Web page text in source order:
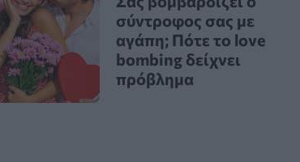
σύντροφος σας με
αγάπη; Πότε το love
bombing δείχνει
πρόβλημα